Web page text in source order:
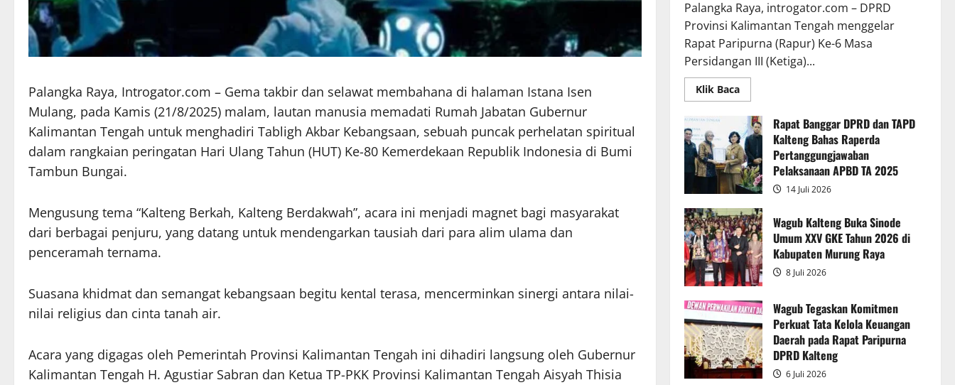
Palangka Raya, Introgator.com – Gema takbir dan selawat membahana di halaman Istana Isen
Mulang, pada Kamis (21/8/2025) malam, lautan manusia memadati Rumah Jabatan Gubernur
Kalimantan Tengah untuk menghadiri Tabligh Akbar Kebangsaan, sebuah puncak perhelatan spiritual
dalam rangkaian peringatan Hari Ulang Tahun (HUT) Ke-80 Kemerdekaan Republik Indonesia di Bumi
Tambun Bungai.
Mengusung tema “Kalteng Berkah, Kalteng Berdakwah”, acara ini menjadi magnet bagi masyarakat
dari berbagai penjuru, yang datang untuk mendengarkan tausiah dari para alim ulama dan
penceramah ternama.
Suasana khidmat dan semangat kebangsaan begitu kental terasa, mencerminkan sinergi antara nilai-
nilai religius dan cinta tanah air.
Acara yang digagas oleh Pemerintah Provinsi Kalimantan Tengah ini dihadiri langsung oleh Gubernur
Kalimantan Tengah H. Agustiar Sabran dan Ketua TP-PKK Provinsi Kalimantan Tengah Aisyah Thisia
Palangka Raya, introgator.com – DPRD
Provinsi Kalimantan Tengah menggelar
Rapat Paripurna (Rapur) Ke-6 Masa
Persidangan III (Ketiga)...
Klik BacaRead
more
Rapur
Penyampaian
Pendapat
Akhir
Gubernur
atas
Persetujuan
Bersama
Raperda
Pertanggungjawaban
Pelaksanaan
APBD
2025
Rapat Banggar DPRD dan TAPD
Kalteng Bahas Raperda
Pertanggungjawaban
Pelaksanaan APBD TA 2025
14 Juli 2026
Wagub Kalteng Buka Sinode
Umum XXV GKE Tahun 2026 di
Kabupaten Murung Raya
8 Juli 2026
Wagub Tegaskan Komitmen
Perkuat Tata Kelola Keuangan
Daerah pada Rapat Paripurna
DPRD Kalteng
6 Juli 2026